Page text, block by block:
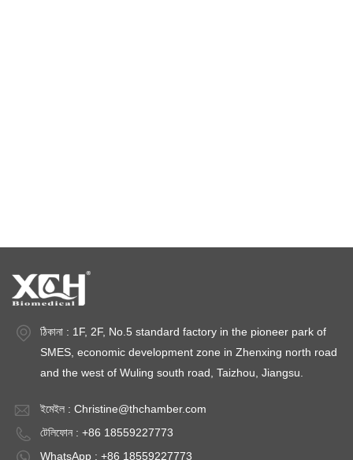
ঠিকানা : 1F, 2F, No.5 standard factory in the pioneer park of
SMES, economic development zone in Zhenxing north road
and the west of Wuling south road, Taizhou, Jiangsu.
ইমেইল : Christine@thchamber.com
টেলিফোন : +86 18559227773
WhatsApp : +86 18559227773